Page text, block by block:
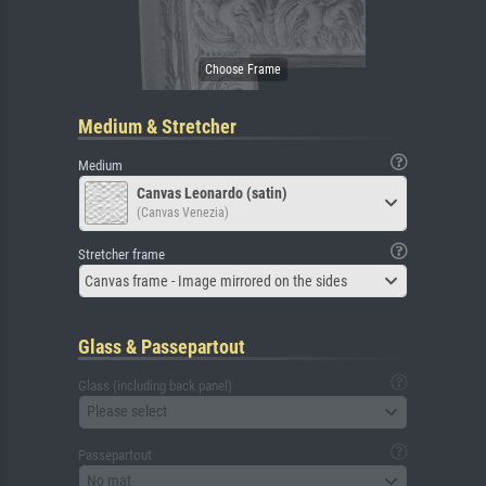
Medium & Stretcher
Medium
Canvas Leonardo (satin)
(Canvas Venezia)
Stretcher frame
Canvas frame - Image mirrored on the sides
Glass & Passepartout
Glass (including back panel)
Please select
Passepartout
No mat